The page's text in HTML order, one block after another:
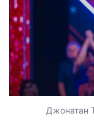
Джонатан